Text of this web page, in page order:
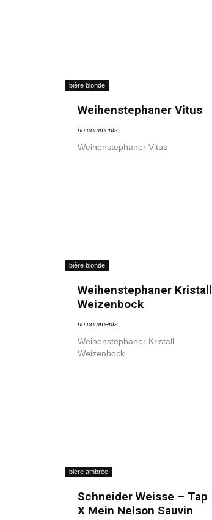
bière blonde
Weihenstephaner Vitus
no comments
Weihenstephaner Vitus
bière blonde
Weihenstephaner Kristall
Weizenbock
no comments
Weihenstephaner Kristall
Weizenbock
bière ambrée
Schneider Weisse – Tap
X Mein Nelson Sauvin